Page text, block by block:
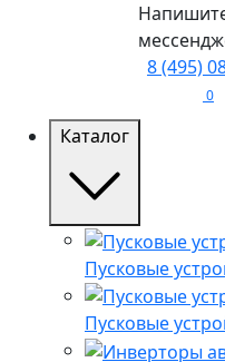
8 (495)
0
Каталог
Пусковые
Пусковые